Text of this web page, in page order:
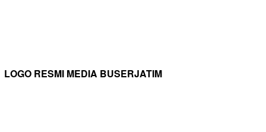
LOGO RESMI MEDIA BUSERJATIM